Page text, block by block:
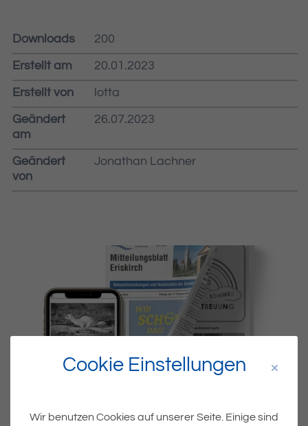
Downloads 200
Erstellt am 20.01.2023
Erstellt von lotta
Geändert
am
26.07.2023
Geändert
von
Jonathan Lachner
Cookie Einstellungen
Wir benutzen Cookies auf unserer Seite. Einige sind